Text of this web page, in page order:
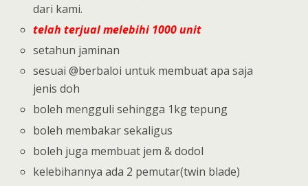
dari kami.
telah terjual melebihi 1000 unit
setahun jaminan
sesuai @berbaloi untuk membuat apa saja
jenis doh
boleh mengguli sehingga 1kg tepung
boleh membakar sekaligus
boleh juga membuat jem & dodol
kelebihannya ada 2 pemutar(twin blade)